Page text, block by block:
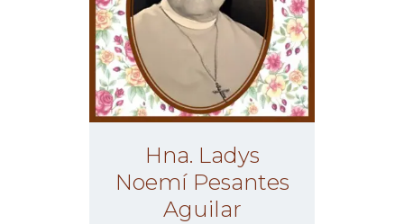
Hna. Ladys
Noemí Pesantes
Aguilar